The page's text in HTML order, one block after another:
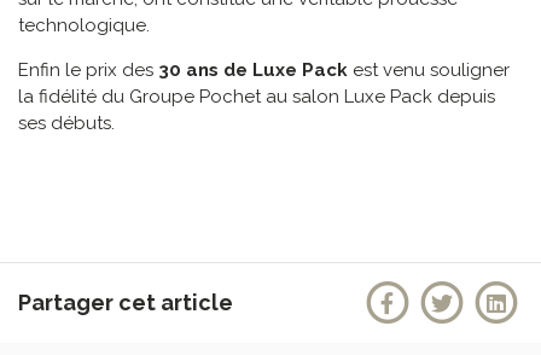
technologique.
Enfin le prix des 30 ans de Luxe Pack est venu souligner
la fidélité du Groupe Pochet au salon Luxe Pack depuis
ses débuts.
Partager cet article